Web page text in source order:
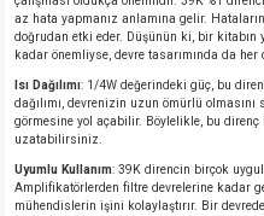
az hata yapmanız anlamına gelir.
doğrudan etki eder. Düşünün ki, bir kitabın
kadar önemliyse, devre tasarımında da
Isı Dağılımı: 1/4W değerindeki güç, bu
dağılımı, devrenizin uzun ömürlü olmasını
görmesine yol açabilir. Böylelikle, bu direnç
uzatabilirsiniz.
Uyumlu Kullanım: 39K direncin birçok
Amplifikatörlerden filtre devrelerine kadar
mühendislerin işini kolaylaştırır. Bir